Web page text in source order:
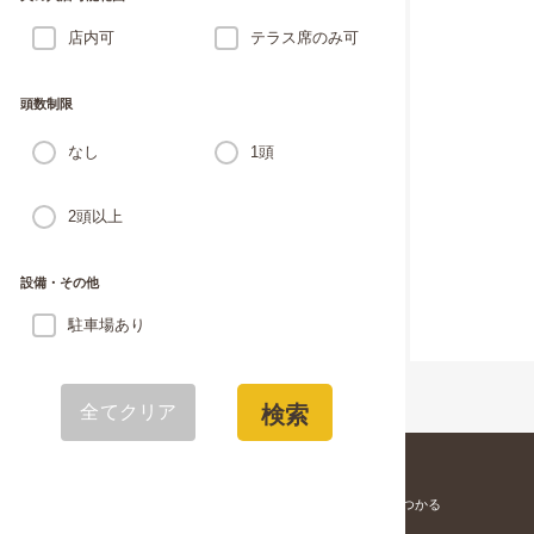
店内可 テラス席のみ可
頭数制限
なし 1頭
2頭以上
設備・その他
駐車場あり
全てクリア 検索
愛犬と寄りそう「家族」が見つかる